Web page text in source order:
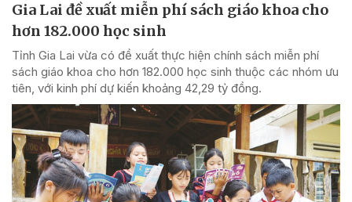
Gia Lai đề xuất miễn phí sách giáo khoa cho
hơn 182.000 học sinh
Tỉnh Gia Lai vừa có đề xuất thực hiện chính sách miễn phí
sách giáo khoa cho hơn 182.000 học sinh thuộc các nhóm ưu
tiên, với kinh phí dự kiến khoảng 42,29 tỷ đồng.